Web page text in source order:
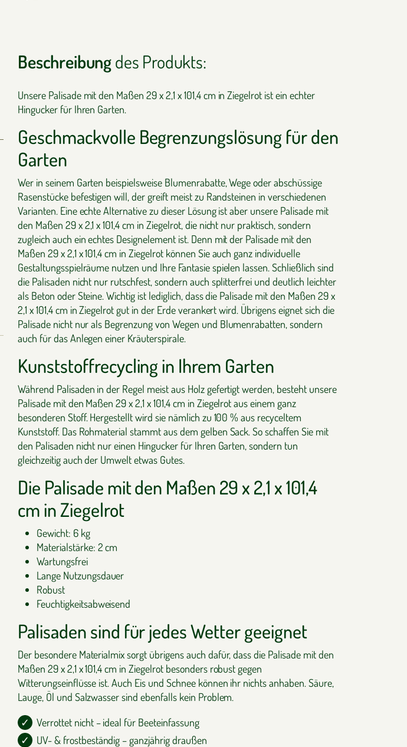
Beschreibungdes Produkts:
Unsere Palisade mit den Maßen 29 x 2,1 x 101,4 cm in Ziegelrot ist ein echter
Hingucker für Ihren Garten.
Geschmackvolle Begrenzungslösung für den
Garten
Wer in seinem Garten beispielsweise Blumenrabatte, Wege oder abschüssige
Rasenstücke befestigen will, der greift meist zu Randsteinen in verschiedenen
Varianten. Eine echte Alternative zu dieser Lösung ist aber unsere Palisade mit
den Maßen 29 x 2,1 x 101,4 cm in Ziegelrot, die nicht nur praktisch, sondern
zugleich auch ein echtes Designelement ist. Denn mit der Palisade mit den
Maßen 29 x 2,1 x 101,4 cm in Ziegelrot können Sie auch ganz individuelle
Gestaltungsspielräume nutzen und Ihre Fantasie spielen lassen. Schließlich sind
die Palisaden nicht nur rutschfest, sondern auch splitterfrei und deutlich leichter
als Beton oder Steine. Wichtig ist lediglich, dass die Palisade mit den Maßen 29 x
2,1 x 101,4 cm in Ziegelrot gut in der Erde verankert wird. Übrigens eignet sich die
Palisade nicht nur als Begrenzung von Wegen und Blumenrabatten, sondern
auch für das Anlegen einer Kräuterspirale.
Kunststoffrecycling in Ihrem Garten
Während Palisaden in der Regel meist aus Holz gefertigt werden, besteht unsere
Palisade mit den Maßen 29 x 2,1 x 101,4 cm in Ziegelrot aus einem ganz
besonderen Stoff. Hergestellt wird sie nämlich zu 100 % aus recyceltem
Kunststoff. Das Rohmaterial stammt aus dem gelben Sack. So schaffen Sie mit
den Palisaden nicht nur einen Hingucker für Ihren Garten, sondern tun
gleichzeitig auch der Umwelt etwas Gutes.
Die Palisade mit den Maßen 29 x 2,1 x 101,4
cm in Ziegelrot
Gewicht: 6 kg
Materialstärke: 2 cm
Wartungsfrei
Lange Nutzungsdauer
Robust
Feuchtigkeitsabweisend
Palisaden sind für jedes Wetter geeignet
Der besondere Materialmix sorgt übrigens auch dafür, dass die Palisade mit den
Maßen 29 x 2,1 x 101,4 cm in Ziegelrot besonders robust gegen
Witterungseinflüsse ist. Auch Eis und Schnee können ihr nichts anhaben. Säure,
Lauge, Öl und Salzwasser sind ebenfalls kein Problem.
Verrottet nicht – ideal für Beeteinfassung
UV- & frostbeständig – ganzjährig draußen